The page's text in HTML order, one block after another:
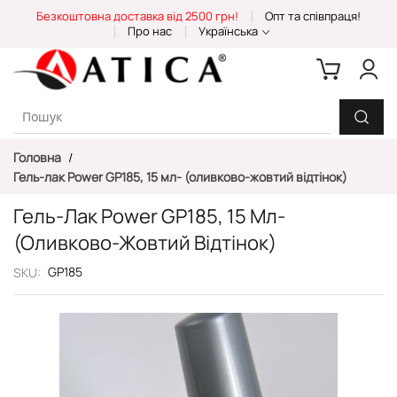
Content
Безкоштовна доставка від 2500 грн!
Опт та співпраця!
Про нас
Українська
Головна
Гель-лак Power GP185, 15 мл- (оливково-жовтий відтінок)
Гель-Лак Power GP185, 15 Мл-
(оливково-Жовтий Відтінок)
SKU GP185